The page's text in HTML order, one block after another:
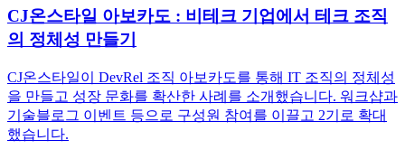
CJ온스타일 아보카도 : 비테크 기업에서 테크 조직
의 정체성 만들기
CJ온스타일이 DevRel 조직 아보카도를 통해 IT 조직의 정체성
을 만들고 성장 문화를 확산한 사례를 소개했습니다. 워크샵과
기술블로그 이벤트 등으로 구성원 참여를 이끌고 2기로 확대
했습니다.